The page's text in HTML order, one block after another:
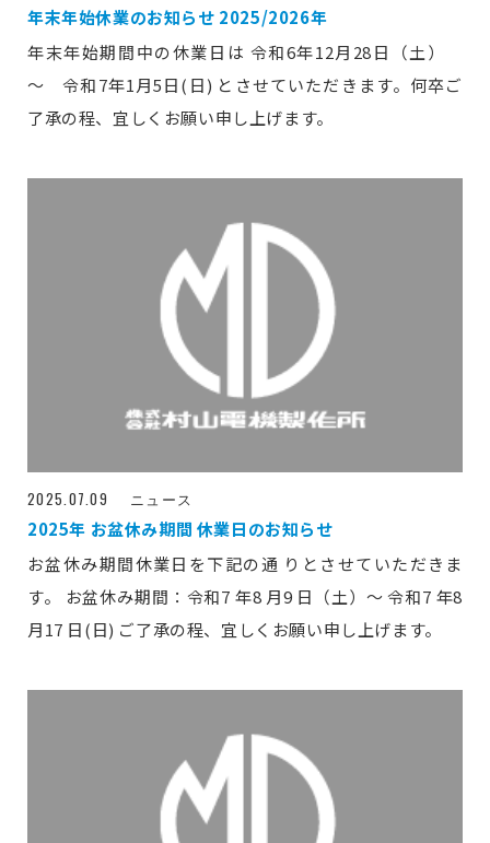
年末年始休業のお知らせ 2025/2026年
年末年始期間中の休業日は 令和6年12月28日（土）
～ 令和7年1月5日(日) とさせていただきます。何卒ご
了承の程、宜しくお願い申し上げます。
2025.07.09 ニュース
2025年 お盆休み期間 休業日のお知らせ
お盆休み期間休業日を下記の通 りとさせていただきま
す。 お盆休み期間：令和7 年8 月9 日（土）～ 令和7 年8
月17 日(日) ご了承の程、宜しくお願い申し上げます。